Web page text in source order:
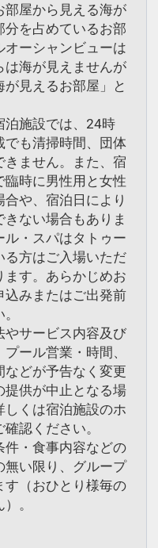
部屋から見える海が
分を占めているお部
オーシャンビューは
は海が見えませんが
見えるお部屋」と
泊施設では、24時
でも清掃時間、団体
きません。また、宿
臨時に男性用と女性
や、宿泊日により
ない場合もありま
ル・スパはタトゥー
る方はご入場いただ
ます。あらかじめお
込みまたはご出発前
やサービス内容及び
ール営業・時間、
などが予告なく変更
提供が中止となる場
しくは宿泊施設のホ
認ください。
件・食事内容などの
無い限り、グループ
す（おひとり様毎の
。